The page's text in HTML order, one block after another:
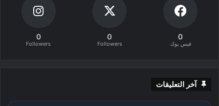
0
فيس بوك
0
Followers
0
Followers
آخر التعليقات